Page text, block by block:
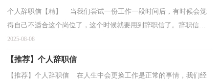
个人辞职信【精】 当我们尝试一份工作一段时间后，有时候会觉
得自己不适合这个岗位了，这个时候就要用到辞职信了。辞职信应
该包括什么内容?以下是小编整理的个人辞职信，供大...
2025-08-08
【推荐】个人辞职信
【推荐】个人辞职信 在人生中会更换工作是正常的事情，我们经